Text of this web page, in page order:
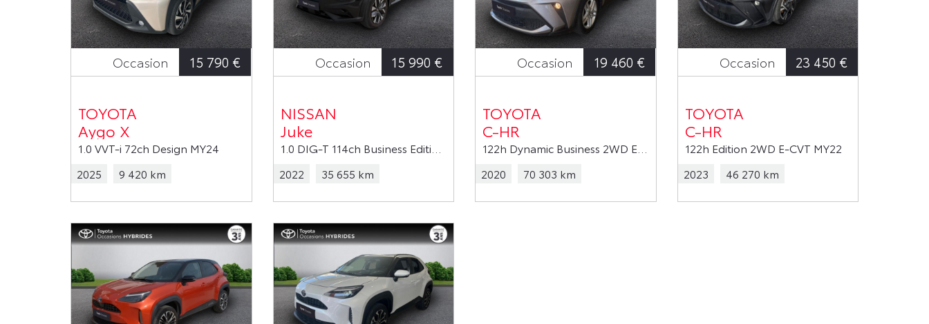
Occasion 15 790 €
TOYOTA
Aygo X
1.0 VVT-i 72ch Design MY24
2025
9 420 km
Occasion 15 990 €
NISSAN
Juke
2022
35 655 km
Occasion 19 460 €
TOYOTA
C-HR
2020
70 303 km
Occasion 23 450 €
TOYOTA
C-HR
122h Edition 2WD E-CVT MY22
2023
46 270 km